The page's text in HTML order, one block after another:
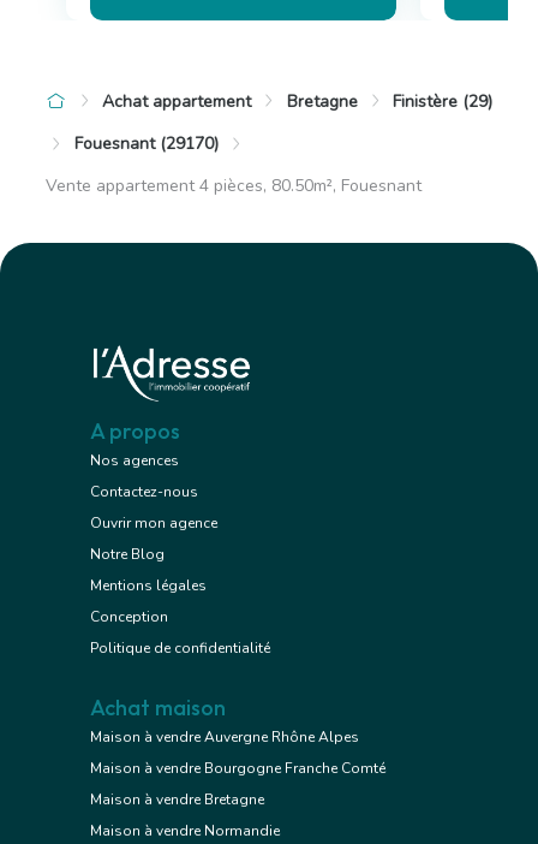
Achat appartement Bretagne
Finistère (29)
Fouesnant (29170)
Vente appartement 4 pièces, 80.50m², Fouesnant
A propos
Nos agences
Contactez-nous
Ouvrir mon agence
Notre Blog
Mentions légales
Conception
Politique de confidentialité
Achat maison
Maison à vendre Auvergne Rhône Alpes
Maison à vendre Bourgogne Franche Comté
Maison à vendre Bretagne
Maison à vendre Normandie